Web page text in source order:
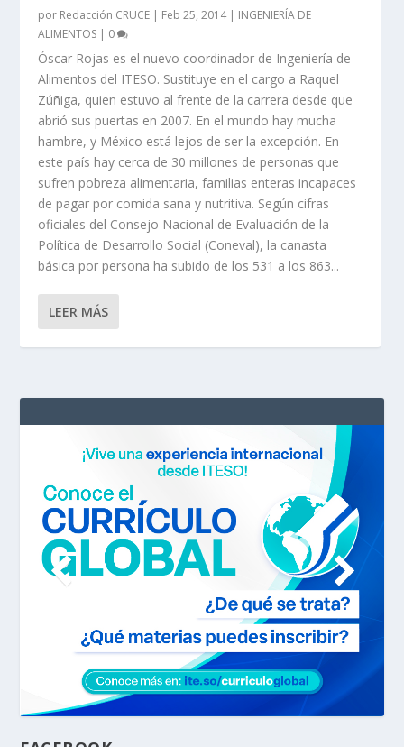
por Redacción CRUCE | Feb 25, 2014| INGENIERÍA DE
ALIMENTOS | 0
Óscar Rojas es el nuevo coordinador de Ingeniería de
Alimentos del ITESO. Sustituye en el cargo a Raquel
Zúñiga, quien estuvo al frente de la carrera desde que
abrió sus puertas en 2007. En el mundo hay mucha
hambre, y México está lejos de ser la excepción. En
este país hay cerca de 30 millones de personas que
sufren pobreza alimentaria, familias enteras incapaces
de pagar por comida sana y nutritiva. Según cifras
oficiales del Consejo Nacional de Evaluación de la
Política de Desarrollo Social (Coneval), la canasta
básica por persona ha subido de los 531 a los 863...
LEER MÁS